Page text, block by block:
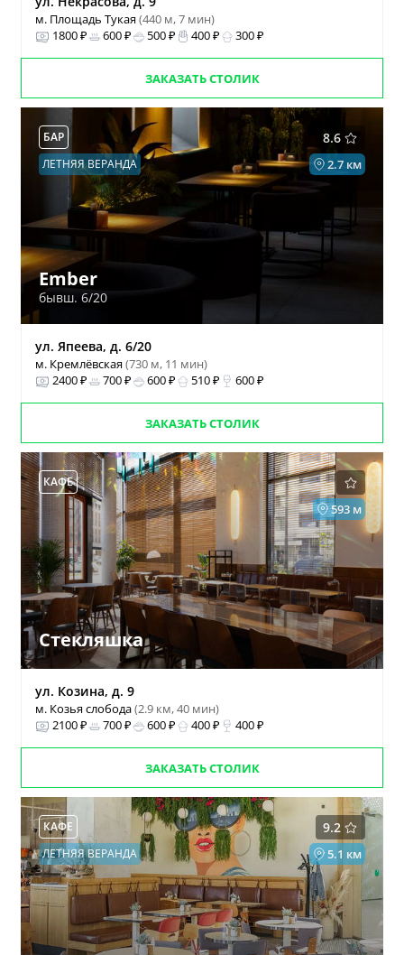
м. Площадь Тукая(440 м, 7 мин)
1800 ₽
600 ₽ 500 ₽ 400 ₽ 300 ₽
ЗАКАЗАТЬ СТОЛИК
8.6
БАР
2.7 км
ЛЕТНЯЯ ВЕРАНДА
Ember
бывш. 6/20
ул. Япеева, д. 6/20
м. Кремлёвская(730 м, 11 мин)
2400 ₽
700 ₽ 600 ₽ 510 ₽ 600 ₽
ЗАКАЗАТЬ СТОЛИК
КАФЕ
593 м
Стекляшка
ул. Козина, д. 9
м. Козья слобода(2.9 км, 40 мин)
2100 ₽
700 ₽ 600 ₽ 400 ₽ 400 ₽
ЗАКАЗАТЬ СТОЛИК
9.2
КАФЕ
5.1 км
ЛЕТНЯЯ ВЕРАНДА